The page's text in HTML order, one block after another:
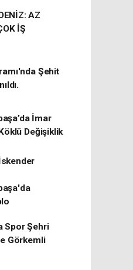
AZ
İŞ
Şehit
İmar
Değişiklik
Spor Şehri
Görkemli